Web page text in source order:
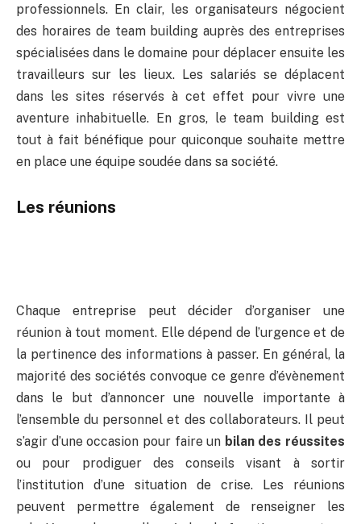
professionnels. En clair, les organisateurs négocient
des horaires de team building auprès des entreprises
spécialisées dans le domaine pour déplacer ensuite les
travailleurs sur les lieux. Les salariés se déplacent
dans les sites réservés à cet effet pour vivre une
aventure inhabituelle. En gros, le team building est
tout à fait bénéfique pour quiconque souhaite mettre
en place une équipe soudée dans sa société.
Les réunions
Chaque entreprise peut décider d’organiser une
réunion à tout moment. Elle dépend de l’urgence et de
la pertinence des informations à passer. En général, la
majorité des sociétés convoque ce genre d’évènement
dans le but d’annoncer une nouvelle importante à
l’ensemble du personnel et des collaborateurs. Il peut
s’agir d’une occasion pour faire un bilan des réussites
ou pour prodiguer des conseils visant à sortir
l’institution d’une situation de crise. Les réunions
peuvent permettre également de renseigner les